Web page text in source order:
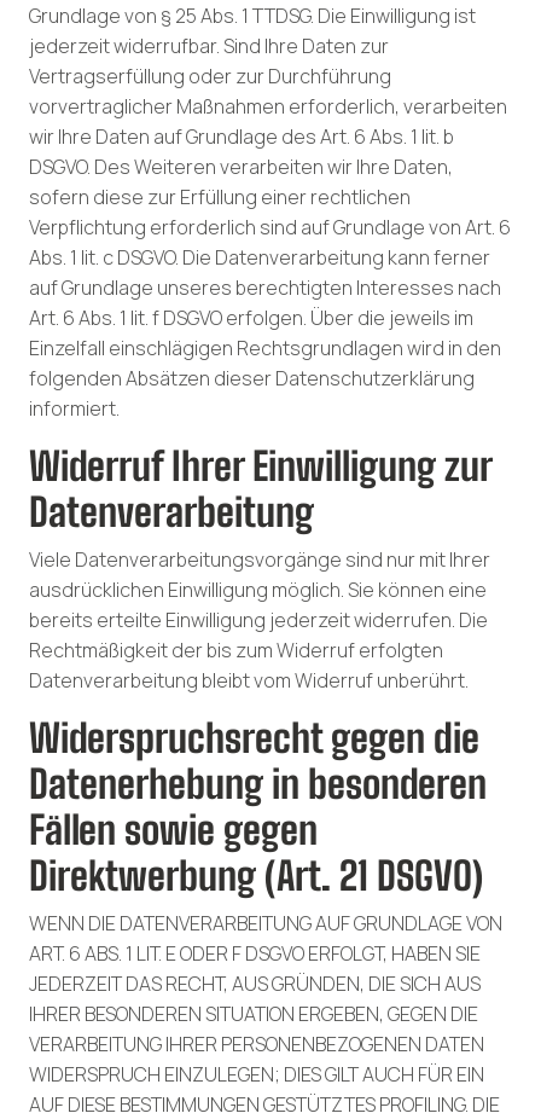
Grundlage von § 25 Abs. 1 TTDSG. Die Einwilligung ist
jederzeit widerrufbar. Sind Ihre Daten zur
Vertragserfüllung oder zur Durchführung
vorvertraglicher Maßnahmen erforderlich, verarbeiten
wir Ihre Daten auf Grundlage des Art. 6 Abs. 1 lit. b
DSGVO. Des Weiteren verarbeiten wir Ihre Daten,
sofern diese zur Erfüllung einer rechtlichen
Verpflichtung erforderlich sind auf Grundlage von Art. 6
Abs. 1 lit. c DSGVO. Die Datenverarbeitung kann ferner
auf Grundlage unseres berechtigten Interesses nach
Art. 6 Abs. 1 lit. f DSGVO erfolgen. Über die jeweils im
Einzelfall einschlägigen Rechtsgrundlagen wird in den
folgenden Absätzen dieser Datenschutzerklärung
informiert.
Widerruf Ihrer Einwilligung zur
Datenverarbeitung
Viele Datenverarbeitungsvorgänge sind nur mit Ihrer
ausdrücklichen Einwilligung möglich. Sie können eine
bereits erteilte Einwilligung jederzeit widerrufen. Die
Rechtmäßigkeit der bis zum Widerruf erfolgten
Datenverarbeitung bleibt vom Widerruf unberührt.
Widerspruchsrecht gegen die
Datenerhebung in besonderen
Fällen sowie gegen
Direktwerbung (Art. 21 DSGVO)
WENN DIE DATENVERARBEITUNG AUF GRUNDLAGE VON
ART. 6 ABS. 1 LIT. E ODER F DSGVO ERFOLGT, HABEN SIE
JEDERZEIT DAS RECHT, AUS GRÜNDEN, DIE SICH AUS
IHRER BESONDEREN SITUATION ERGEBEN, GEGEN DIE
VERARBEITUNG IHRER PERSONENBEZOGENEN DATEN
WIDERSPRUCH EINZULEGEN; DIES GILT AUCH FÜR EIN
AUF DIESE BESTIMMUNGEN GESTÜTZTES PROFILING. DIE